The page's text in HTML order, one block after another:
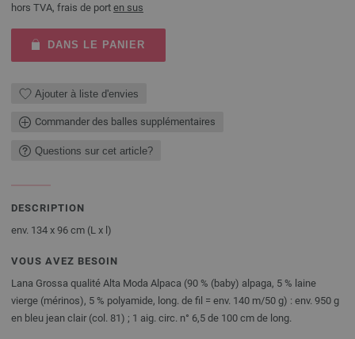
hors TVA, frais de port en sus
DANS LE PANIER
Ajouter à liste d'envies
Commander des balles supplémentaires
Questions sur cet article?
DESCRIPTION
env. 134 x 96 cm (L x l)
VOUS AVEZ BESOIN
Lana Grossa qualité Alta Moda Alpaca (90 % (baby) alpaga, 5 % laine
vierge (mérinos), 5 % polyamide, long. de fil = env. 140 m/50 g) : env. 950 g
en bleu jean clair (col. 81) ; 1 aig. circ. n° 6,5 de 100 cm de long.